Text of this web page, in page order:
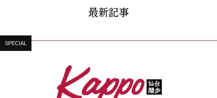
最新記事
SPECIAL